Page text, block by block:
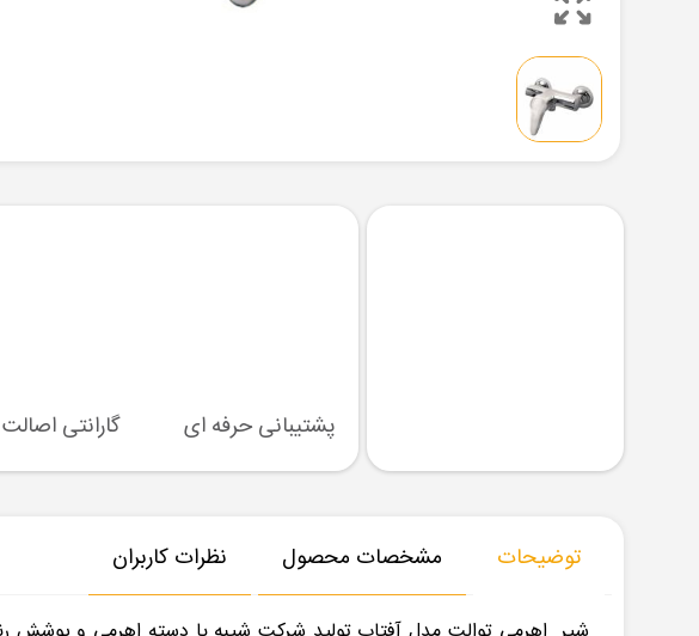
پشتیبانی حرفه ای گارانتی اصالت
توضیحات مشخصات محصول نظرات کاربران